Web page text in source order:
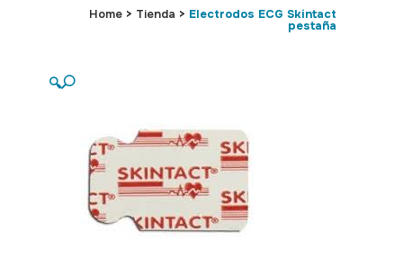
c
Home > Tienda > Electrodos ECG Skintact
pestaña
🔍